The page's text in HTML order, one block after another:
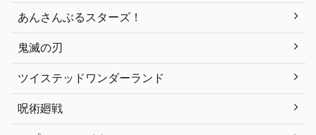
あんさんぶるスターズ！
鬼滅の刃
ツイステッドワンダーランド
呪術廻戦